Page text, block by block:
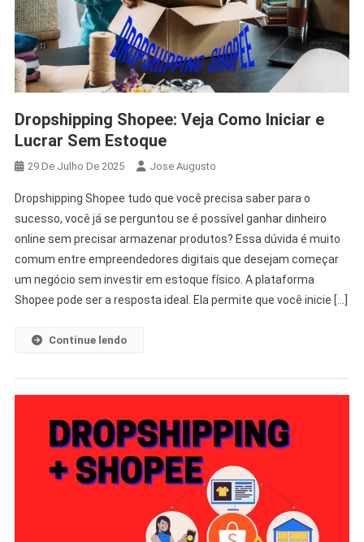
Dropshipping Shopee: Veja Como Iniciar e
Lucrar Sem Estoque
29 De Julho De 2025 Jose Augusto
Dropshipping Shopee tudo que você precisa saber para o
sucesso, você já se perguntou se é possível ganhar dinheiro
online sem precisar armazenar produtos? Essa dúvida é muito
comum entre empreendedores digitais que desejam começar
um negócio sem investir em estoque físico. A plataforma
Shopee pode ser a resposta ideal. Ela permite que você inicie […]
Continue lendo